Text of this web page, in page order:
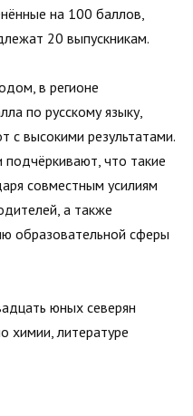
на 100 баллов,
20 выпускникам.
в регионе
по русскому языку,
с высокими результатами.
подчёркивают, что такие
совместным усилиям
а также
образовательной сферы
юных северян
химии, литературе